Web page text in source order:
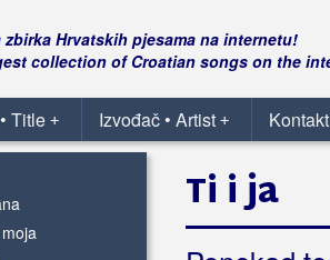
zbirka Hrvatskih pjesama na internetu!
collection of Croatian songs on the
+
Title +
Izvođač • Artist
Ti i ja